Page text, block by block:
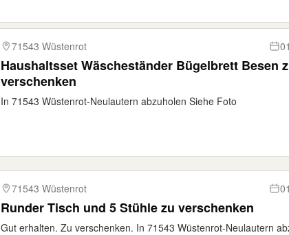
71543 Wüstenrot
Haushaltsset Wäscheständer Bügelbrett Besen
verschenken
In 71543 Wüstenrot-Neulautern abzuholen Siehe Foto
71543 Wüstenrot
Runder Tisch und 5 Stühle zu verschenken
Gut erhalten. Zu verschenken. In 71543 Wüstenrot-Neulautern